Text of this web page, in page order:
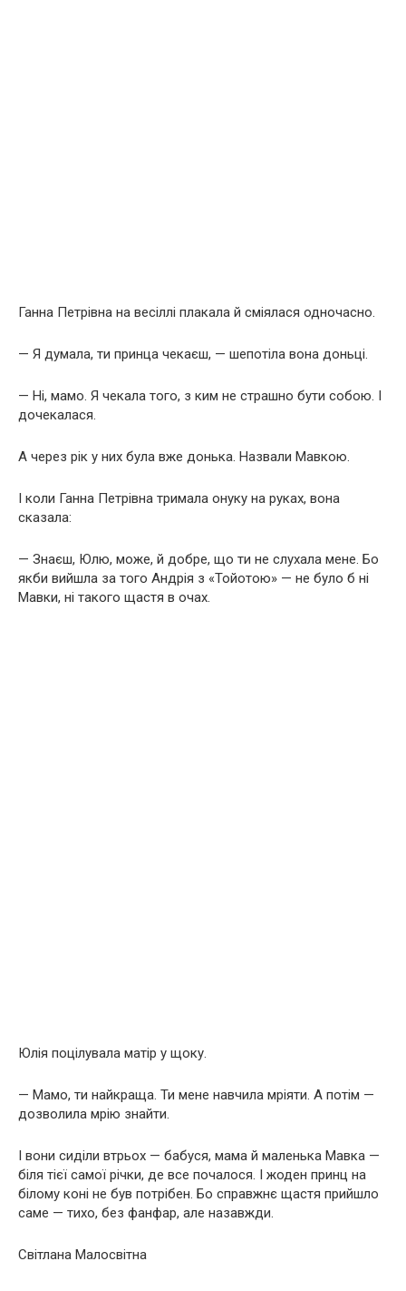
Ганна Петрівна на весіллі плакала й сміялася одночасно.
— Я думала, ти принца чекаєш, — шепотіла вона доньці.
— Ні, мамо. Я чекала того, з ким не страшно бути собою. І
дочекалася.
А через рік у них була вже донька. Назвали Мавкою.
І коли Ганна Петрівна тримала онуку на руках, вона
сказала:
— Знаєш, Юлю, може, й добре, що ти не слухала мене. Бо
якби вийшла за того Андрія з «Тойотою» — не було б ні
Мавки, ні такого щастя в очах.
Юлія поцілувала матір у щоку.
— Мамо, ти найкраща. Ти мене навчила мріяти. А потім —
дозволила мрію знайти.
І вони сиділи втрьох — бабуся, мама й маленька Мавка —
біля тієї самої річки, де все почалося. І жоден принц на
білому коні не був потрібен. Бо справжнє щастя прийшло
саме — тихо, без фанфар, але назавжди.
Світлана Малосвітна